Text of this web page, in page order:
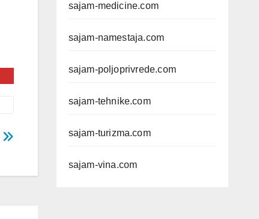
sajam-medicine.com
sajam-namestaja.com
sajam-poljoprivrede.com
sajam-tehnike.com
sajam-turizma.com
sajam-vina.com